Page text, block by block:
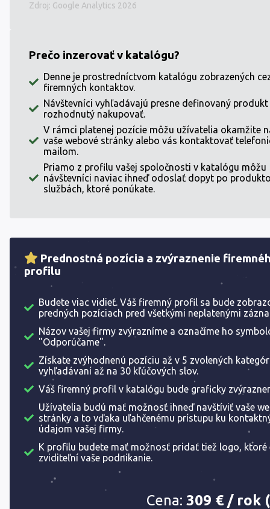
Zdroj: Google Analytics 2026
Prečo inzerovať v katalógu?
Denne je prostredníctvom katalógu zobrazených
firemných kontaktov.
Návštevníci vyhľadávajú presne definovaný produkt
rozhodnutý nakupovať.
V rámci platenej pozície môžu užívatelia okamžite
vaše webové stránky alebo vás kontaktovať
mailom.
Priamo z profilu vašej spoločnosti v katalógu môžu
návštevníci naviac ihneď odoslať dopyt po
službách, ktoré ponúkate.
Prednostná pozícia a zvýraznenie
profilu
Budete viac vidieť. Váš firemný profil sa bude
predných pozíciach pred všetkými neplatenými
Názov vašej firmy zvýrazníme a označíme ho
"Odporúčame".
Získate zvýhodnenú pozíciu až v 5 zvolených
vyhľadávaní až na 30 kľúčových slov.
Váš firemný profil v katalógu bude graficky
Užívatelia budú mať možnosť ihneď navštíviť vaše
stránky a to vďaka uľahčenému prístupu ku
údajom vašej firmy.
K profilu budete mať možnosť pridať tiež logo, ktoré
zviditeľní vaše podnikanie.
Cena: 309 € / rok